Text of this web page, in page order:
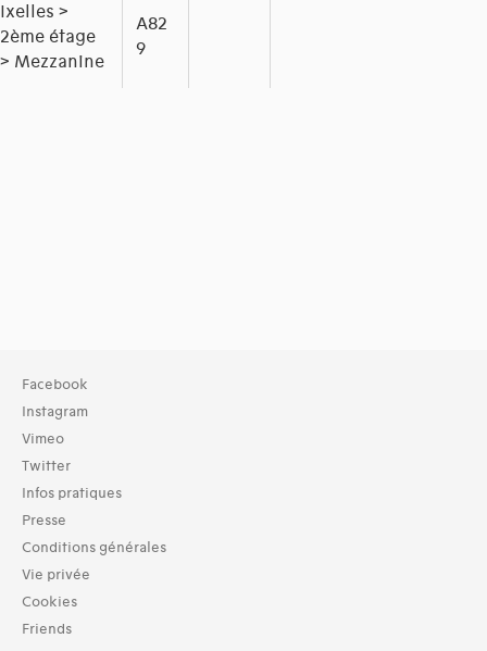
Ixelles >
2ème étage
> Mezzanine
A82
9
Facebook
Instagram
Vimeo
Twitter
Infos pratiques
Presse
Conditions générales
Vie privée
Cookies
Friends